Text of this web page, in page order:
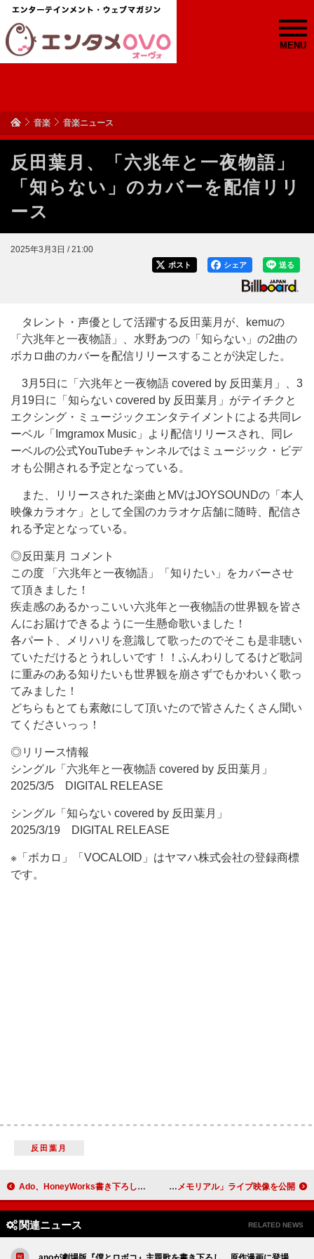
MENU
音楽 音楽ニュース
反田葉月、「六兆年と一夜物語」
「知らない」のカバーを配信リリ
ース
2025年3月3日 / 21:00
送る
シェア
ポスト
タレント・声優として活躍する反田葉月が、kemuの
「六兆年と一夜物語」、水野あつの「知らない」の2曲の
ボカロ曲のカバーを配信リリースすることが決定した。
3月5日に「六兆年と一夜物語 covered by 反田葉月」、3
月19日に「知らない covered by 反田葉月」がテイチクと
エクシング・ミュージックエンタテイメントによる共同レ
ーベル「Imgramox Music」より配信リリースされ、同レ
ーベルの公式YouTubeチャンネルではミュージック・ビデ
オも公開される予定となっている。
また、リリースされた楽曲とMVはJOYSOUNDの「本人
映像カラオケ」として全国のカラオケ店舗に随時、配信さ
れる予定となっている。
◎反田葉月 コメント
この度 「六兆年と一夜物語」「知りたい」をカバーさせ
て頂きました！
疾走感のあるかっこいい六兆年と一夜物語の世界観を皆さ
んにお届けできるように一生懸命歌いました！
各パート、メリハリを意識して歌ったのでそこも是非聴い
ていただけるとうれしいです！！ふんわりしてるけど歌詞
に重みのある知りたいも世界観を崩さずでもかわいく歌っ
てみました！
どちらもとても素敵にして頂いたので皆さんたくさん聞い
てくださいっっ！
◎リリース情報
シングル「六兆年と一夜物語 covered by 反田葉月」
2025/3/5 DIGITAL RELEASE
シングル「知らない covered by 反田葉月」
2025/3/19 DIGITAL RELEASE
※「ボカロ」「VOCALOID」はヤマハ株式会社の登録商標
です。
反田葉月
Ado、HoneyWorks書き下ろしの新曲「わたしに花束」配信リリース 女王蜂、結成15周年記念単独公演より「超メモリアル」ライブ映像を公開
関連ニュース RELATED NEWS